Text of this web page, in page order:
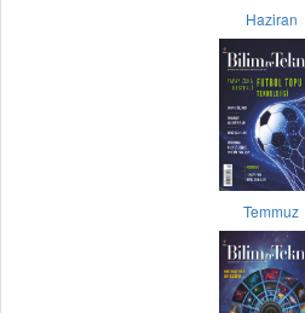
Haziran
Temmuz